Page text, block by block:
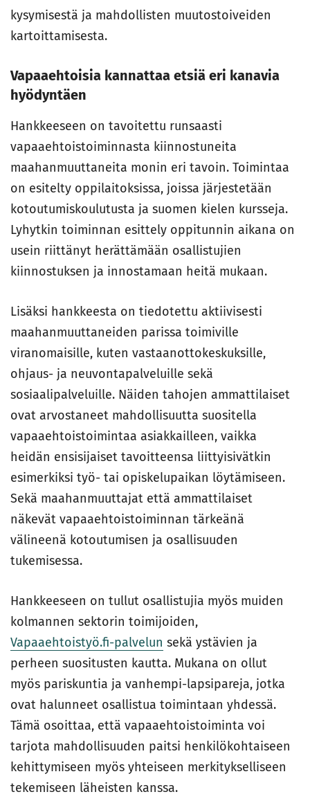
kysymisestä ja mahdollisten muutostoiveiden
kartoittamisesta.
Vapaaehtoisia kannattaa etsiä eri kanavia
hyödyntäen
Hankkeeseen on tavoitettu runsaasti
vapaaehtoistoiminnasta kiinnostuneita
maahanmuuttaneita monin eri tavoin. Toimintaa
on esitelty oppilaitoksissa, joissa järjestetään
kotoutumiskoulutusta ja suomen kielen kursseja.
Lyhytkin toiminnan esittely oppitunnin aikana on
usein riittänyt herättämään osallistujien
kiinnostuksen ja innostamaan heitä mukaan.
Lisäksi hankkeesta on tiedotettu aktiivisesti
maahanmuuttaneiden parissa toimiville
viranomaisille, kuten vastaanottokeskuksille,
ohjaus- ja neuvontapalveluille sekä
sosiaalipalveluille. Näiden tahojen ammattilaiset
ovat arvostaneet mahdollisuutta suositella
vapaaehtoistoimintaa asiakkailleen, vaikka
heidän ensisijaiset tavoitteensa liittyisivätkin
esimerkiksi työ- tai opiskelupaikan löytämiseen.
Sekä maahanmuuttajat että ammattilaiset
näkevät vapaaehtoistoiminnan tärkeänä
välineenä kotoutumisen ja osallisuuden
tukemisessa.
Hankkeeseen on tullut osallistujia myös muiden
kolmannen sektorin toimijoiden,
Vapaaehtoistyö.fi-palvelun sekä ystävien ja
perheen suositusten kautta. Mukana on ollut
myös pariskuntia ja vanhempi-lapsipareja, jotka
ovat halunneet osallistua toimintaan yhdessä.
Tämä osoittaa, että vapaaehtoistoiminta voi
tarjota mahdollisuuden paitsi henkilökohtaiseen
kehittymiseen myös yhteiseen merkitykselliseen
tekemiseen läheisten kanssa.